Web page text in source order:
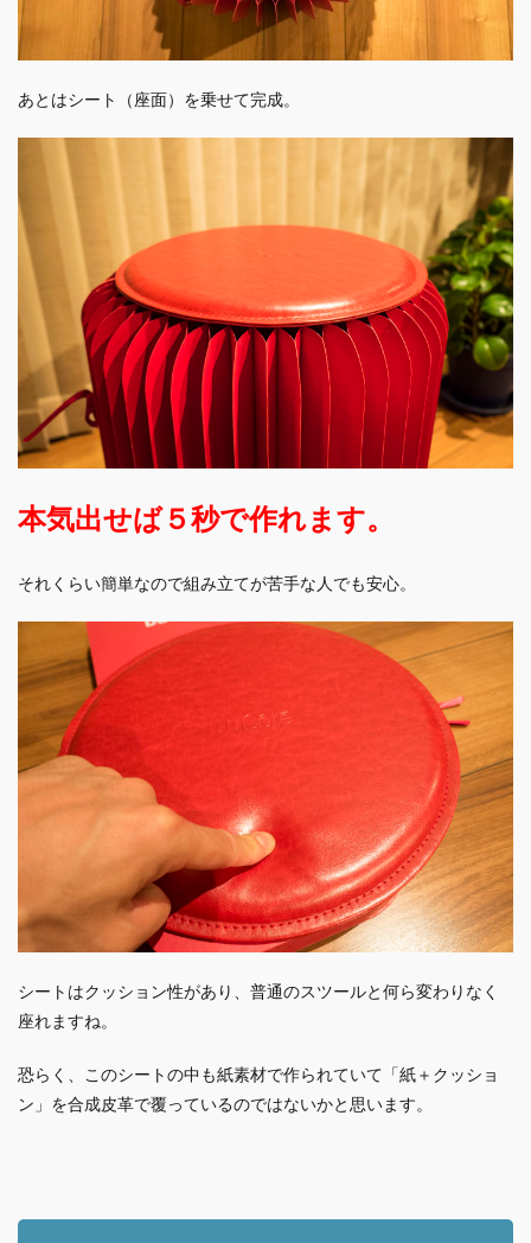
あとはシート（座面）を乗せて完成。
本気出せば５秒で作れます。
それくらい簡単なので組み立てが苦手な人でも安心。
シートはクッション性があり、普通のスツールと何ら変わりなく
座れますね。
恐らく、このシートの中も紙素材で作られていて「紙＋クッショ
ン」を合成皮革で覆っているのではないかと思います。